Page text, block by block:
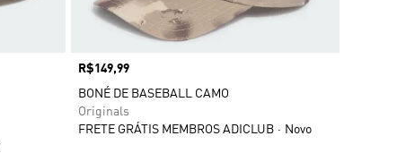
Preço
R$149,99
BONÉ DE BASEBALL CAMO
Originals
FRETE GRÁTIS MEMBROS ADICLUB
Novo